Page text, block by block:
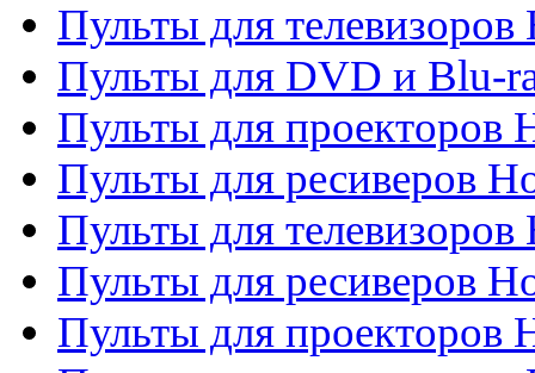
Пульты для телевизоров
Пульты для DVD и Blu-
Пульты для проекторов
Пульты для ресиверов
Пульты для
Пульты для ресиверов
Пульты для проекторов